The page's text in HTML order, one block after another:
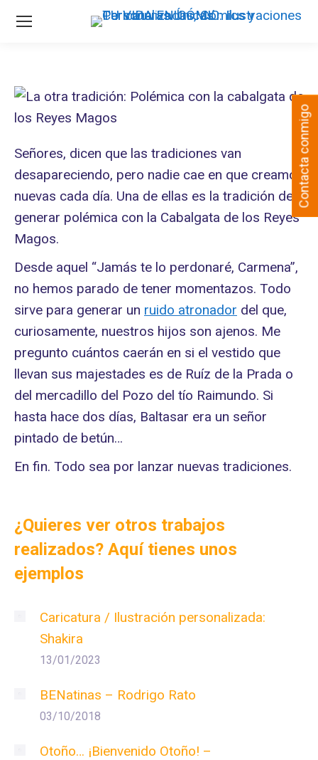
Señores, dicen que las tradiciones van
desapareciendo, pero nadie cae en que creamos
nuevas cada día. Una de ellas es la tradición de
generar polémica con la Cabalgata de los Reyes
Magos.
Desde aquel “Jamás te lo perdonaré, Carmena”,
no hemos parado de tener momentazos. Todo
sirve para generar un ruido atronador del que,
curiosamente, nuestros hijos son ajenos. Me
pregunto cuántos caerán en si el vestido que
llevan sus majestades es de Ruíz de la Prada o
del mercadillo del Pozo del tío Raimundo. Si
hasta hace dos días, Baltasar era un señor
pintado de betún…
En fin. Todo sea por lanzar nuevas tradiciones.
¿Quieres ver otros trabajos
realizados? Aquí tienes unos
ejemplos
Caricatura / Ilustración personalizada:
Shakira
13/01/2023
BENatinas – Rodrigo Rato
03/10/2018
Otoño… ¡Bienvenido Otoño! –
Contacta conmigo